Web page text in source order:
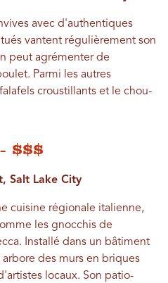
avec d'authentiques
vantent régulièrement son
peut agrémenter de
Parmi les autres
croustillants et le chou-
$$$
Salt Lake City
cuisine régionale italienne,
les gnocchis de
Installé dans un bâtiment
des murs en briques
locaux. Son patio-